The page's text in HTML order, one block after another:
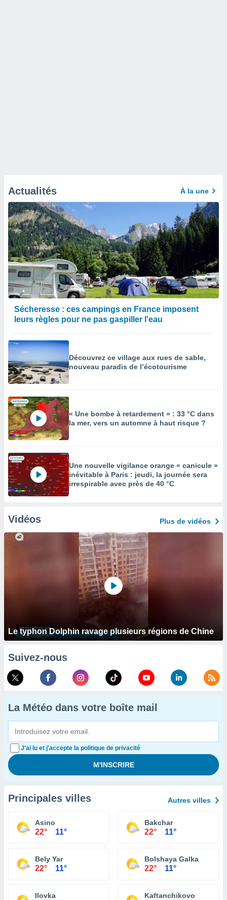
Actualités À la une
Sécheresse : ces campings en France imposent
leurs règles pour ne pas gaspiller l'eau
Découvrez ce village aux rues de sable,
nouveau paradis de l’écotourisme
« Une bombe à retardement » : 33 °C dans
la mer, vers un automne à haut risque ?
Une nouvelle vigilance orange « canicule »
inévitable à Paris : jeudi, la journée sera
irrespirable avec près de 40 °C
Vidéos Plus de vidéos
Le typhon Dolphin ravage plusieurs régions de Chine
Suivez-nous
La Météo dans votre boîte mail
J'ai lu et j'accepte la politique de privacité
Principales villes Autres villes
Asino
22° 11°
Bakchar
22° 11°
Bely Yar
22° 11°
Bolshaya Galka
22° 11°
Ilovka Kaftanchikovo